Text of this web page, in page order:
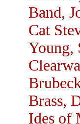
Band,
Cat
Young,
Brass,
Ides of